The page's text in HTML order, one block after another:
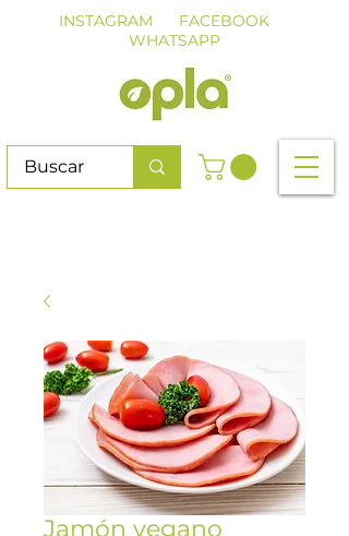
INSTAGRAM
FACEBOOK
WHATSAPP
Jamón vegano